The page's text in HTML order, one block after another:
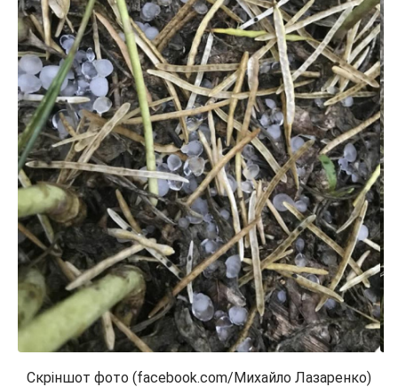
Скріншот фото (facebook.com/Михайло Лазаренко)